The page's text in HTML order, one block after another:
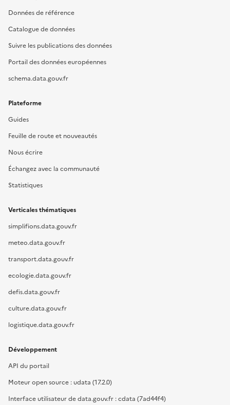
Données de référence
Catalogue de données
Suivre les publications des données
Portail des données européennes
schema.data.gouv.fr
Plateforme
Guides
Feuille de route et nouveautés
Nous écrire
Échangez avec la communauté
Statistiques
Verticales thématiques
simplifions.data.gouv.fr
meteo.data.gouv.fr
transport.data.gouv.fr
ecologie.data.gouv.fr
defis.data.gouv.fr
culture.data.gouv.fr
logistique.data.gouv.fr
Développement
API du portail
Moteur open source : udata (17.2.0)
Interface utilisateur de data.gouv.fr : cdata (7ad44f4)